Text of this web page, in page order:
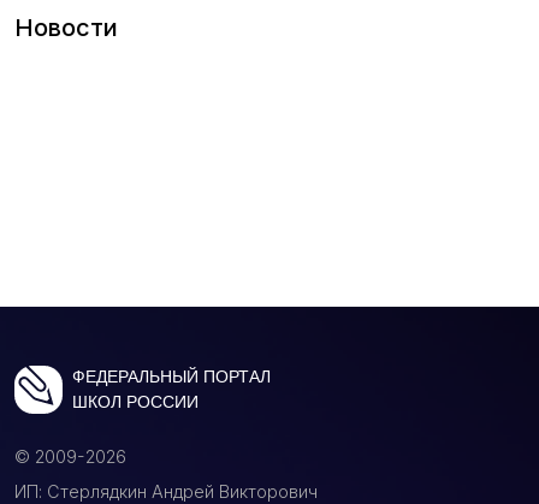
Новости
ФЕДЕРАЛЬНЫЙ ПОРТАЛ
ШКОЛ РОССИИ
© 2009-2026
ИП: Стерлядкин Андрей Викторович